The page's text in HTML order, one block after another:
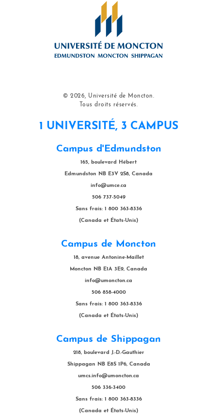
© 2026, Université de Moncton.
Tous droits réservés.
1 UNIVERSITÉ, 3 CAMPUS
Campus d'Edmundston
165, boulevard Hébert
Edmundston NB E3V 2S8, Canada
info@umce.ca
506 737-5049
Sans frais: 1 800 363-8336
(Canada et États-Unis)
Campus de Moncton
18, avenue Antonine-Maillet
Moncton NB E1A 3E9, Canada
info@umoncton.ca
506 858-4000
Sans frais: 1 800 363-8336
(Canada et États-Unis)
Campus de Shippagan
218, boulevard J.-D.-Gauthier
Shippagan NB E8S 1P6, Canada
umcs.info@umoncton.ca
506 336-3400
Sans frais: 1 800 363-8336
(Canada et États-Unis)